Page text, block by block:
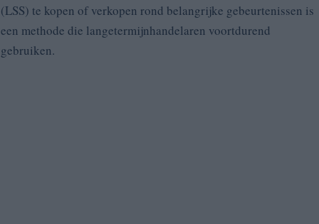
(LSS) te kopen of verkopen rond belangrijke gebeurtenissen is
een methode die langetermijnhandelaren voortdurend
gebruiken.